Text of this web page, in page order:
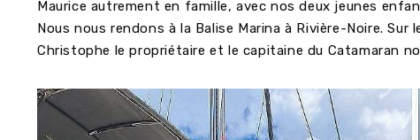
Maurice autrement en famille, avec nos deux jeunes
Nous nous rendons à la Balise Marina à Rivière-Noire.
Christophe le propriétaire et le capitaine du Catamaran